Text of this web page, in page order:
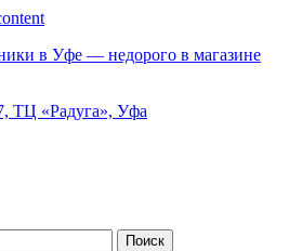
в Уфе — недорого в магазине
ТЦ «Радуга», Уфа